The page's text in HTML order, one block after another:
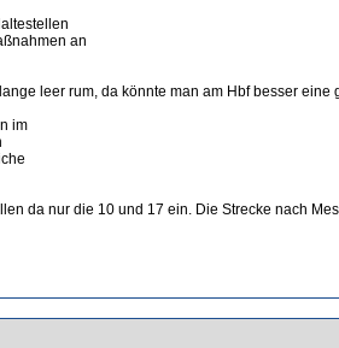
an
leer rum, da könnte man am Hbf besser eine
im
da nur die 10 und 17 ein. Die Strecke nach